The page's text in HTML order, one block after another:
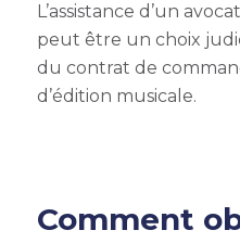
L’assistance d’un
peut être un choix
du contrat de
d’édition musicale.
Comment